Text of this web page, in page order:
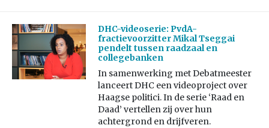
DHC-videoserie: PvdA-
fractievoorzitter Mikal Tseggai
pendelt tussen raadzaal en
collegebanken
In samenwerking met Debatmeester
lanceert DHC een videoproject over
Haagse politici. In de serie ‘Raad en
Daad’ vertellen zij over hun
achtergrond en drijfveren.